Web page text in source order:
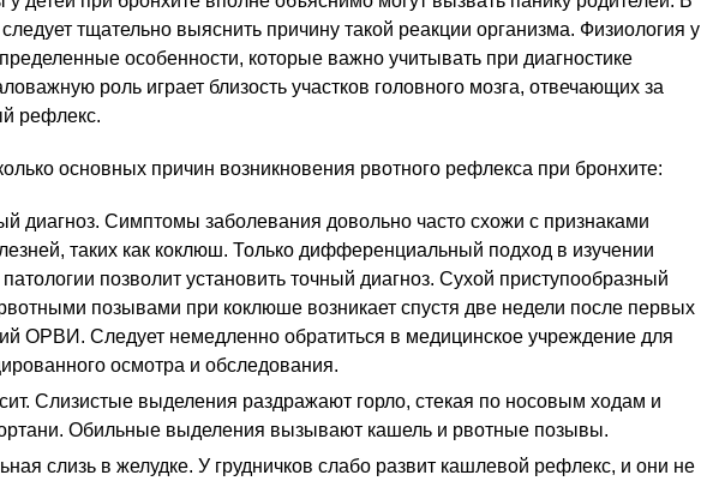
тщательно выяснить причину такой реакции организма. Физиология у
особенности, которые важно учитывать при диагностике
роль играет близость участков головного мозга, отвечающих за
рефлекс.
основных причин возникновения рвотного рефлекса при бронхите:
диагноз. Симптомы заболевания довольно часто схожи с признаками
таких как коклюш. Только дифференциальный подход в изучении
позволит установить точный диагноз. Сухой приступообразный
позывами при коклюше возникает спустя две недели после первых
ОРВИ. Следует немедленно обратиться в медицинское учреждение для
осмотра и обследования.
Слизистые выделения раздражают горло, стекая по носовым ходам и
Обильные выделения вызывают кашель и рвотные позывы.
слизь в желудке. У грудничков слабо развит кашлевой рефлекс, и они не